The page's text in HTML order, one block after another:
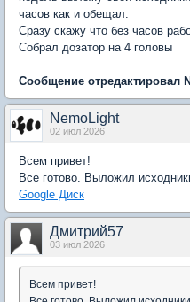
часов как и обещал.
Сразу скажу что без часов
Собрал дозатор на 4 головы
Сообщение отредактировал
NemoLight
02 июл 2026
Всем привет!
Все готово. Выложил
Google Диск
Дмитрий57
03 июл 2026
Всем привет!